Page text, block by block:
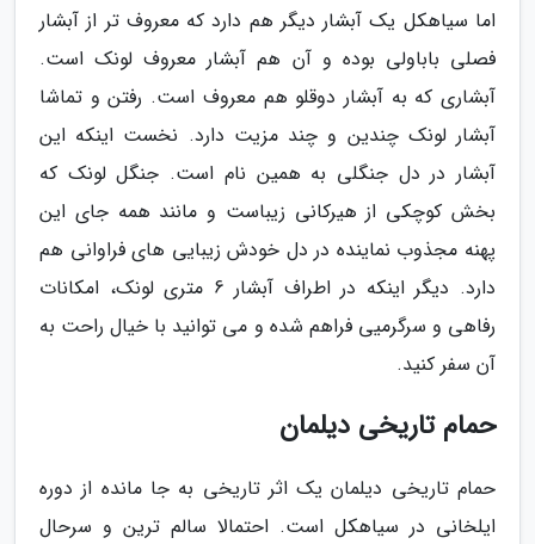
اما سیاهکل یک آبشار دیگر هم دارد که معروف تر از آبشار
فصلی باباولی بوده و آن هم آبشار معروف لونک است.
آبشاری که به آبشار دوقلو هم معروف است. رفتن و تماشا
آبشار لونک چندین و چند مزیت دارد. نخست اینکه این
آبشار در دل جنگلی به همین نام است. جنگل لونک که
بخش کوچکی از هیرکانی زیباست و مانند همه جای این
پهنه مجذوب نماینده در دل خودش زیبایی های فراوانی هم
دارد. دیگر اینکه در اطراف آبشار 6 متری لونک، امکانات
رفاهی و سرگرمیی فراهم شده و می توانید با خیال راحت به
آن سفر کنید.
حمام تاریخی دیلمان
حمام تاریخی دیلمان یک اثر تاریخی به جا مانده از دوره
ایلخانی در سیاهکل است. احتمالا سالم ترین و سرحال